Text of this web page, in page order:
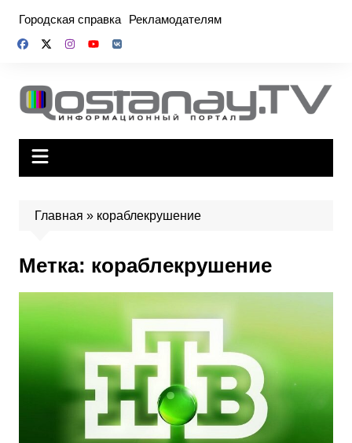
содержимому
Городская справка Рекламодателям
Главная » кораблекрушение
Метка: кораблекрушение